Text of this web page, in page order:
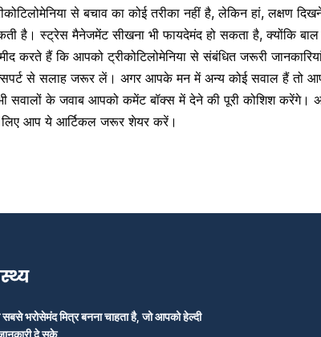
से बचाव का कोई तरीका नहीं है, लेकिन हां, लक्षण
है।स्ट्रेस मैनेजमेंटसीखना भी फायदेमंद हो सकता है, क्योंकि
करते हैं कि आपको ट्रीकोटिलोमेनिया से संबंधित जरूरी
से सलाह जरूर लें। अगर आपके मन में अन्य कोई सवाल हैं
सवालों के जवाब आपको कमेंट बॉक्स में देने की पूरी कोशिश करेंगे।
आप ये आर्टिकल जरूर शेयर करें।
भरोसेमंद मित्र बनना चाहता है, जो आपको हेल्दी
दे सके.